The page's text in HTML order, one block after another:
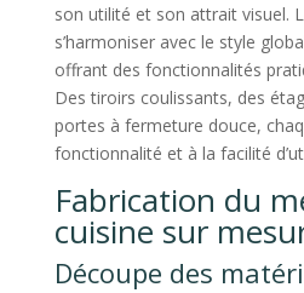
son utilité et son attrait visuel.
s’harmoniser avec le style
offrant des fonctionnalités
Des tiroirs coulissants, des
portes à fermeture douce,
fonctionnalité et à la facilité
Fabrication du
cuisine sur
Découpe des